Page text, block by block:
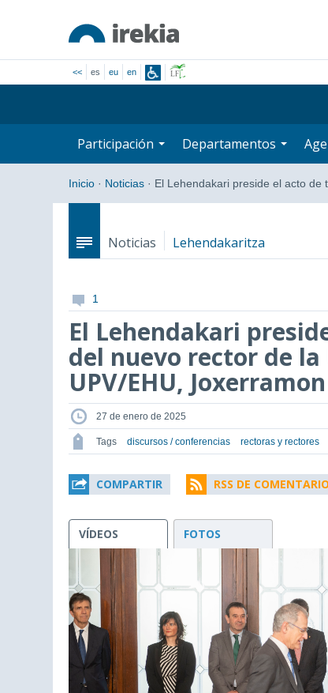
<< es eu en
Participación Departamentos
Inicio · Noticias · El Lehendakari preside el acto de
Noticias Lehendakaritza
1
El Lehendakari
del nuevo rector de
UPV/EHU,
27 de enero de 2025
Tags discursos / conferencias rectoras y rectores
COMPARTIR RSS DE
VÍDEOS FOTOS
window.